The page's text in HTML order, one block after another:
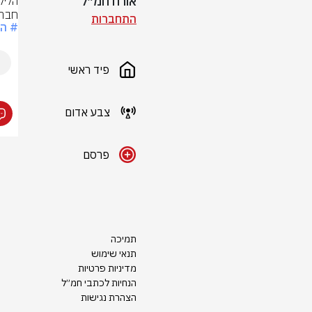
התחברות
פיד ראשי
צבע אדום
פרסם
תמיכה
תנאי שימוש
מדיניות פרטיות
הנחיות לכתבי חמ״ל
הצהרת נגישות
#